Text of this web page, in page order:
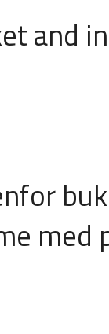
and
med